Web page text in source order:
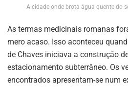
A cidade onde brota água quente do
As termas medicinais romanas
mero acaso. Isso aconteceu
de Chaves iniciava a construção
estacionamento subterrâneo. Os
encontrados apresentam-se num